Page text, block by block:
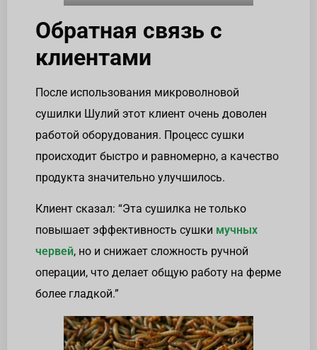
Обратная связь с
клиентами
После использования микроволновой
сушилки Шулий этот клиент очень доволен
работой оборудования. Процесс сушки
происходит быстро и равномерно, а качество
продукта значительно улучшилось.
Клиент сказал: “Эта сушилка не только
повышает эффективность сушки мучных
червей, но и снижает сложность ручной
операции, что делает общую работу на ферме
более гладкой.”